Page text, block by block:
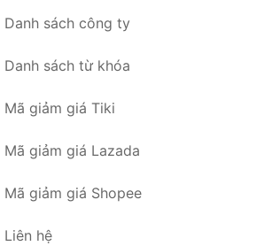
Danh sách công ty
Danh sách từ khóa
Mã giảm giá Tiki
Mã giảm giá Lazada
Mã giảm giá Shopee
Liên hệ